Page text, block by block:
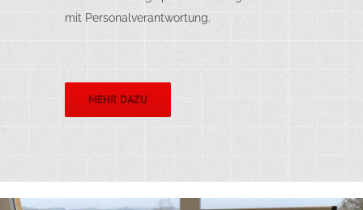
mit Personalverantwortung.
MEHR DAZU